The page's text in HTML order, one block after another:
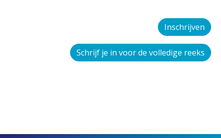
Inschrijven
Schrijf je in voor de volledige reeks